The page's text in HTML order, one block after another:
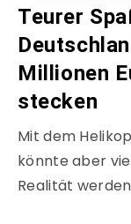
Teurer
Millionen
stecken
Mit dem
könnte aber
Realität